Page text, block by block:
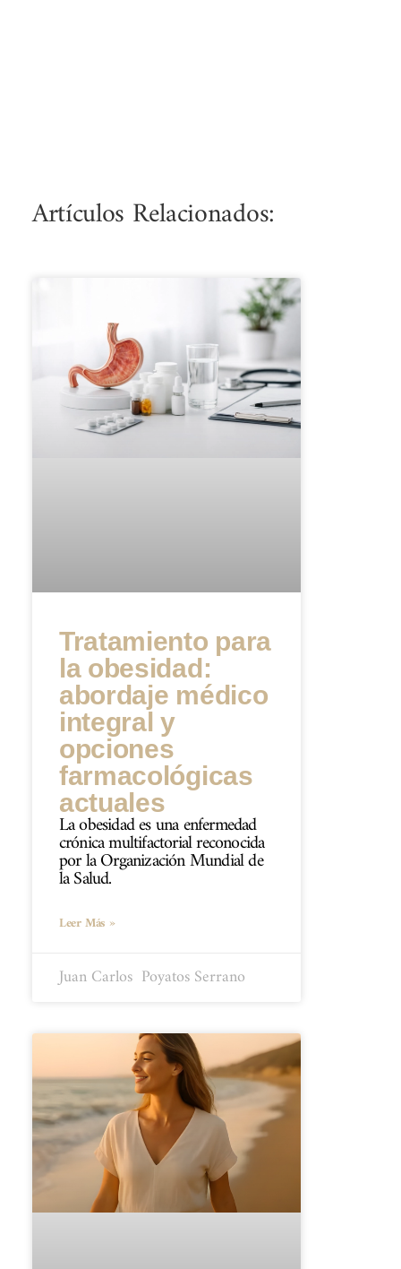
Artículos Relacionados:
Tratamiento para
la obesidad:
abordaje médico
integral y
opciones
farmacológicas
actuales
La obesidad es una enfermedad
crónica multifactorial reconocida
por la Organización Mundial de
la Salud.
Leer Más »
Juan Carlos ​ Poyatos Serrano